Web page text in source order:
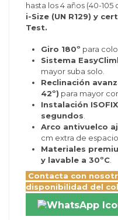
hasta los 4 años (40-105
i-Size (UN R129) y
Test.
Giro 180º para
Sistema
mayor suba solo.
Reclinación
42º) para mayor
Instalación
segundos.
Arco antivuelco
cm extra de
Materiales
y lavable a 30ºC.
Contacta con
disponibilidad del